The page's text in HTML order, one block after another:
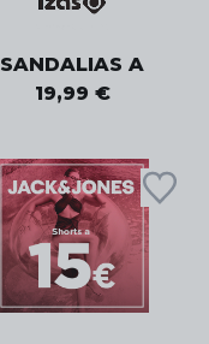
SANDALIAS A
19,99 €